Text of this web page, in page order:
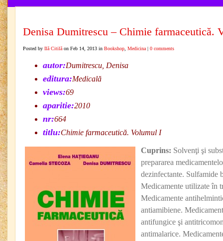
Denisa Dumitrescu – Chimie farmaceutică.
Posted by Ilă Citilă on Feb 14, 2013 in Bookshop Medicina | 0 comments
autor:Dumitrescu, Denisa
editura:Medicală
views:69
aparitie:2010
nr:664
titlu:Chimie farmaceutică. Volumul I
Cuprins: Solvenţi şi
prepararea
dezinfectante. Sulfamide
Medicamente utilizate în
Medicamente
antiamibiene.
antifungice şi
antimalarice.